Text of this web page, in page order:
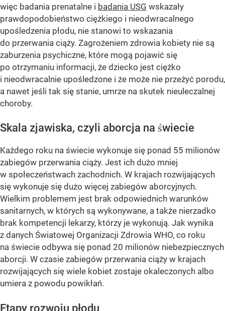
więc badania prenatalne i badania USG wskazały
prawdopodobieństwo ciężkiego i nieodwracalnego
upośledzenia płodu, nie stanowi to wskazania
do przerwania ciąży. Zagrożeniem zdrowia kobiety nie są
zaburzenia psychiczne, które mogą pojawić się
po otrzymaniu informacji, że dziecko jest ciężko
i nieodwracalnie upośledzone i że może nie przeżyć porodu,
a nawet jeśli tak się stanie, umrze na skutek nieuleczalnej
choroby.
Skala zjawiska, czyli aborcja na świecie
Każdego roku na świecie wykonuje się ponad 55 milionów
zabiegów przerwania ciąży. Jest ich dużo mniej
w społeczeństwach zachodnich. W krajach rozwijających
się wykonuje się dużo więcej zabiegów aborcyjnych.
Wielkim problemem jest brak odpowiednich warunków
sanitarnych, w których są wykonywane, a także nierzadko
brak kompetencji lekarzy, którzy je wykonują. Jak wynika
z danych Światowej Organizacji Zdrowia WHO, co roku
na świecie odbywa się ponad 20 milionów niebezpiecznych
aborcji. W czasie zabiegów przerwania ciąży w krajach
rozwijających się wiele kobiet zostaje okaleczonych albo
umiera z powodu powikłań.
Etapy rozwoju płodu